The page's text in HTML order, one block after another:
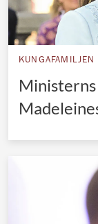
KUNGAFAMILJEN